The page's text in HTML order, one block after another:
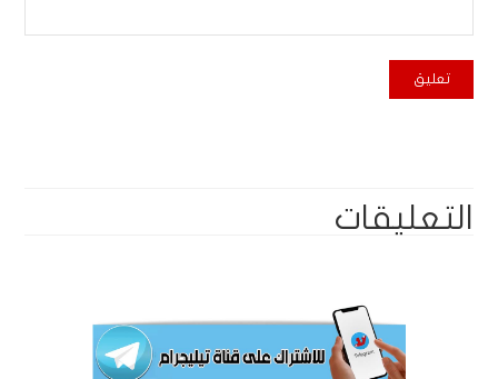
التعليقات